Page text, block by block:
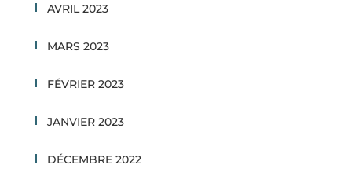
AVRIL 2023
MARS 2023
FÉVRIER 2023
JANVIER 2023
DÉCEMBRE 2022